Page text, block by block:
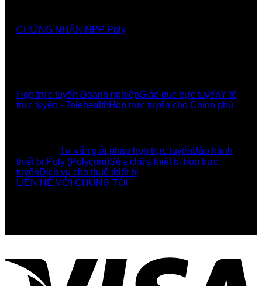
CHỨNG NHẬN NPP Poly
Họp trực tuyến Doanh nghiệpGiáo dục trực tuyếnY tế
trực tuyến - TelehealthHọp trực tuyến cho Chính phủ
Tư vấn giải pháp họp trực tuyếnBảo hành
thiết bị Poly (Polycom)Sửa chữa thiết bị họp trực
tuyếnDịch vụ cho thuê thiết bị
LIÊN HỆ VỚI CHÚNG TÔI